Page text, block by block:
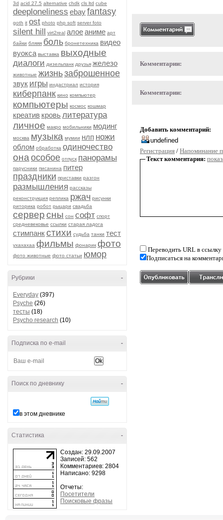
3d acid 27.5 alternative chdk cls ltd cube
deeploneliness ebayfantasy
goth it ost photo php soft server foto
silent hill virt2real алоеаниме арт
байки бляяя боль бронетехника видео
вуокса выставка выходные
диалоги дизельпанк друзья железо
животные жизньзаброшенное
звук игры индастриал история
киберпанк кино компьютер
компьютеры космос кошмар
креатив кровьлитература
личное макро мобильники модинг
москва музыка мумии нлп ножи
облом обработка одиночество
она особое отпуск панорамы
парусники писанина питер
праздники приставки разгон
размышления рассказы
реконструкция реплика ржач рисунки
риторика робот рыцари свадьба
серверсны сон софт спорт
средневековье ссылки старая ладога
стимпанкстихи судьба танки тест
ухахахаа фильмы фонарик фото
фото животные фото статьи юмор
-
Рубрики
Everyday (397)
Psyche (26)
тесты (18)
Psycho research (10)
-
Подписка по e-mail
-
Поиск по дневнику
в этом дневнике
-
Статистика
Создан: 29.09.2007
Записей: 562
Комментариев: 2804
Написано: 9298
Отчеты:
Посетители
Поисковые фразы
Комментарии:
Комментарии:
Добавить комментарий:
Регистрация / Напоминание
Текст комментария:
Переводить URL в ссылку
Подписаться на